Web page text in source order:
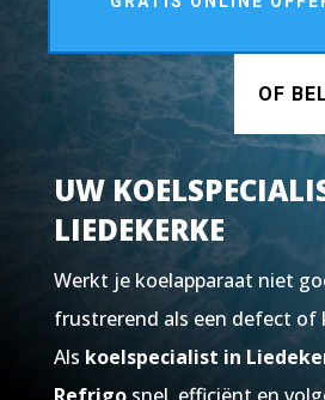
OF
UW
LIEDEKERKE
Werkt je koelapparaat niet
frustrerend als een defect of
Als koelspecialist in